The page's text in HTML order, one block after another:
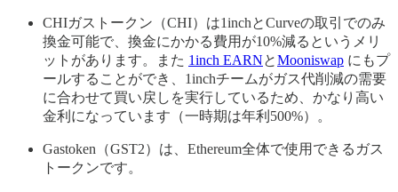
CHIガストークン（CHI）は1inchとCurveの取引でのみ
換金可能で、換金にかかる費用が10%減るというメリ
ットがあります。また 1inch EARNとMooniswap にもプ
ールすることができ、1inchチームがガス代削減の需要
に合わせて買い戻しを実行しているため、かなり高い
金利になっています（一時期は年利500%）。
Gastoken（GST2）は、Ethereum全体で使用できるガス
トークンです。